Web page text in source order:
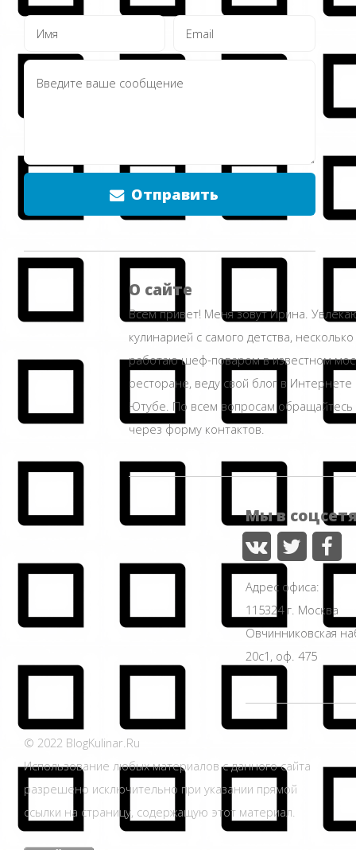
Отправить
О сайте
Всем привет! Меня зовут Ирина.
кулинарией с самого детства,
работаю шеф-поваром в известном
ресторане, веду свой блог в Интернете
Ютубе. По всем вопросам
через форму контактов.
Мы в
Адрес офиса:
115324 г. Москва
Овчинниковская
20с1, оф. 475
© 2022 BlogKulinar.Ru
Использование любых материалов с данного сайта
разрешено исключительно при указании прямой
ссылки на страницу, содержащую этот материал.